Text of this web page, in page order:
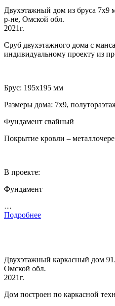
Двухэтажный дом из бруса 7х9
р-не, Омской обл.
2021г.
Сруб двухэтажного дома с
индивидуальному проекту из
Брус: 195х195 мм
Размеры дома: 7х9,
Фундамент свайный
Покрытие кровли –
В проекте:
Фундамент
…
Подробнее
Двухэтажный каркасный дом
Омской обл.
2021г.
Дом построен по каркасной